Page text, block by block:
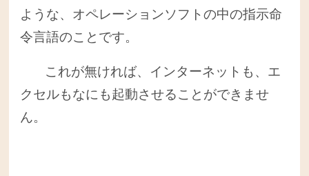
ような、オペレーションソフトの中の指示命
令言語のことです。
これが無ければ、インターネットも、エ
クセルもなにも起動させることができませ
ん。